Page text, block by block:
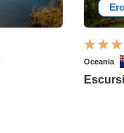
Oceania